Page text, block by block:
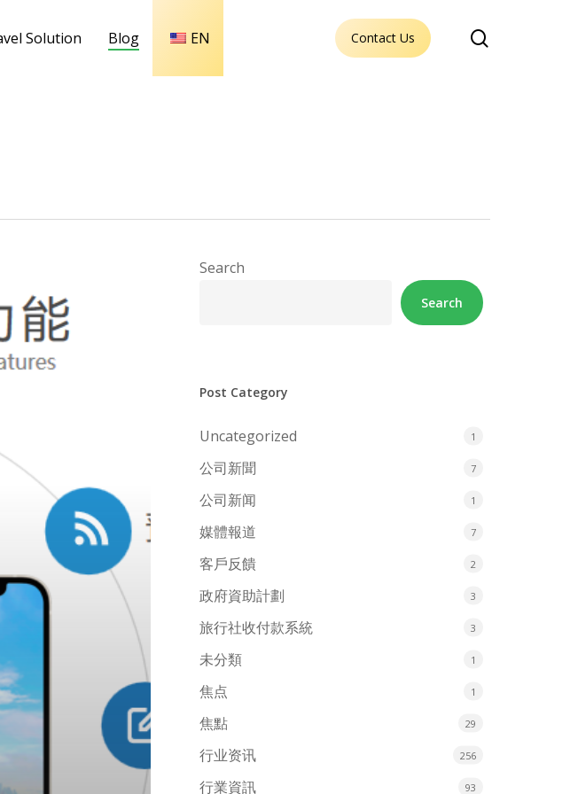
Solution Blog EN Contact Us
Search
Search
Post Category
Uncategorized 1
公司新聞 7
公司新闻 1
媒體報道 7
客戶反饋 2
政府資助計劃 3
旅行社收付款系統 3
未分類 1
焦点 1
焦點 29
行业资讯 256
行業資訊 93